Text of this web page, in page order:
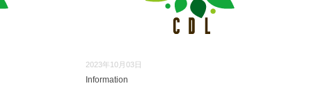
2023年10月03日
Information